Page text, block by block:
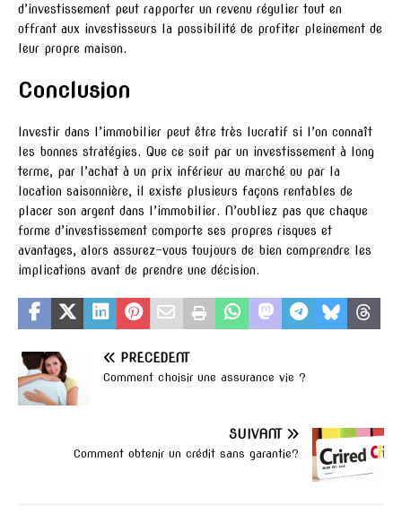
d’investissement peut rapporter un revenu régulier tout en
offrant aux investisseurs la possibilité de profiter pleinement de
leur propre maison.
Conclusion
Investir dans l’immobilier peut être très lucratif si l’on connaît
les bonnes stratégies. Que ce soit par un investissement à long
terme, par l’achat à un prix inférieur au marché ou par la
location saisonnière, il existe plusieurs façons rentables de
placer son argent dans l’immobilier. N’oubliez pas que chaque
forme d’investissement comporte ses propres risques et
avantages, alors assurez-vous toujours de bien comprendre les
implications avant de prendre une décision.
PRÉCÉDENT
Comment choisir une assurance vie ?
SUIVANT
Comment obtenir un crédit sans garantie?